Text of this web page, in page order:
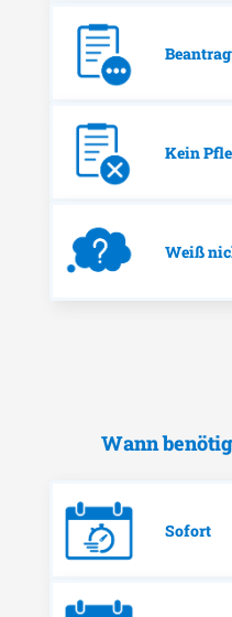
Kein
Weiß
Wann
Sofort